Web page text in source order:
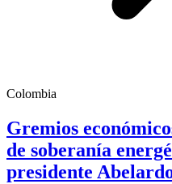
Colombia
Gremios
de soberanía
presidente